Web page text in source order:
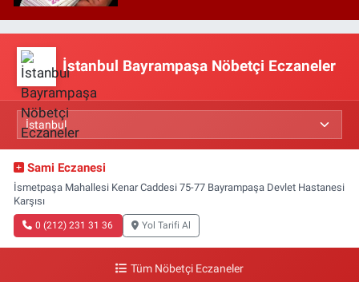
İstanbul Bayrampaşa Nöbetçi Eczaneler
Sami Eczanesi
İsmetpaşa Mahallesi Kenar Caddesi 75-77 Bayrampaşa Devlet Hastanesi
Karşısı
0 (212) 231 31 36 Yol Tarifi Al
Tüm Nöbetçi Eczaneler